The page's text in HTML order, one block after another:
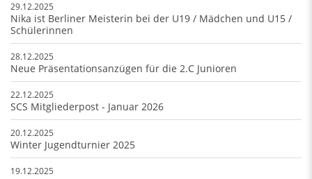
29.12.2025
Nika ist Berliner Meisterin bei der U19 / Mädchen und U15 /
Schülerinnen
28.12.2025
Neue Präsentationsanzügen für die 2.C Junioren
22.12.2025
SCS Mitgliederpost - Januar 2026
20.12.2025
Winter Jugendturnier 2025
19.12.2025